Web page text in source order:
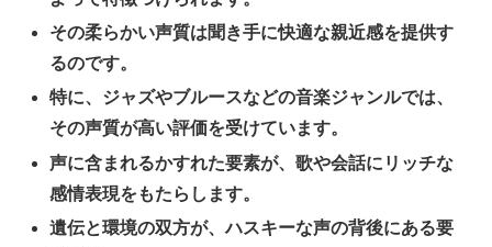
その柔らかい声質は聞き手に快適な親近感を提供す
るのです。
特に、ジャズやブルースなどの音楽ジャンルでは、
その声質が高い評価を受けています。
声に含まれるかすれた要素が、歌や会話にリッチな
感情表現をもたらします。
遺伝と環境の双方が、ハスキーな声の背後にある要